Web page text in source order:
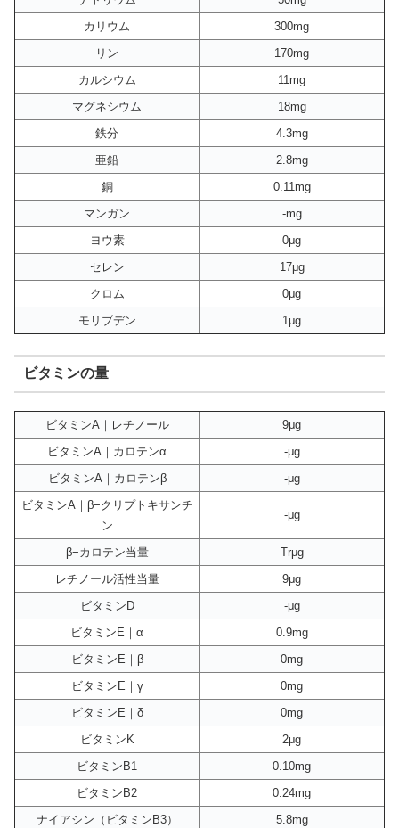
カリウム
300mg
リン
170mg
カルシウム
11mg
マグネシウム
18mg
鉄分
4.3mg
亜鉛
2.8mg
銅
0.11mg
マンガン
-mg
ヨウ素
0μg
セレン
17μg
クロム
0μg
モリブデン
1μg
ビタミンの量
ビタミンA｜レチノール
9μg
ビタミンA｜カロテンα
-μg
ビタミンA｜カロテンβ
-μg
ビタミンA｜β−クリプトキサンチ
ン
-μg
β−カロテン当量
Trμg
レチノール活性当量
9μg
ビタミンD
-μg
ビタミンE｜α
0.9mg
ビタミンE｜β
0mg
ビタミンE｜γ
0mg
ビタミンE｜δ
0mg
ビタミンK
2μg
ビタミンB1
0.10mg
ビタミンB2
0.24mg
ナイアシン（ビタミンB3）
5.8mg